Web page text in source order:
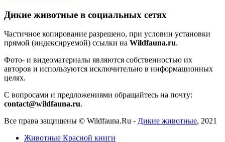
Дикие животные в социальных сетях
Частичное копирование разрешено, при условии установки
прямой (индексируемой) ссылки на Wildfauna.ru.
Фото- и видеоматериалы являются собственностью их
авторов и используются исключительно в информационных
целях.
С вопросами и предложениями обращайтесь на почту:
contact@wildfauna.ru.
Все права защищены © Wildfauna.Ru - Дикие животные, 2021
Животные Красной книги